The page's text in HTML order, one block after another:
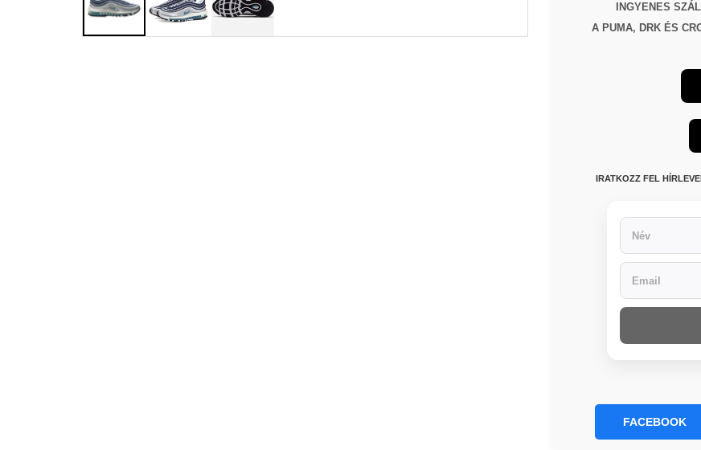
INGYENES
A PUMA, DRK ÉS
IRATKOZZ FEL
FACEBOOK